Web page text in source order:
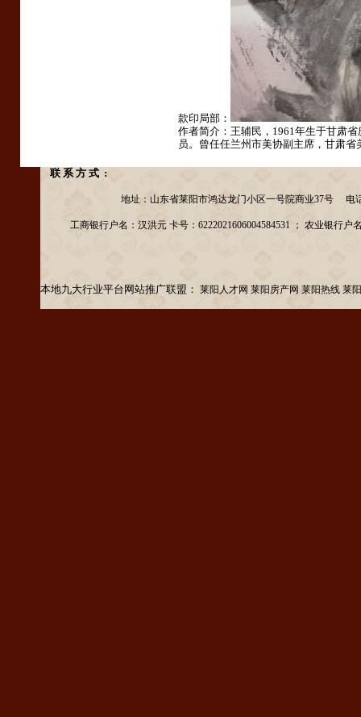
款印局部：
作者简介：王辅民，1961年生于甘肃
员。曾任任兰州市美协副主席，甘肃
联 系 方 式 :
地址：山东省莱阳市鸿达龙门小区一号院商业37号 电话
工商银行户名：汉洪元 卡号：6222021606004584531 ； 农业银行户
本地九大行业平台网站推广联盟： 莱阳人才网 莱阳房产网 莱阳热线 莱